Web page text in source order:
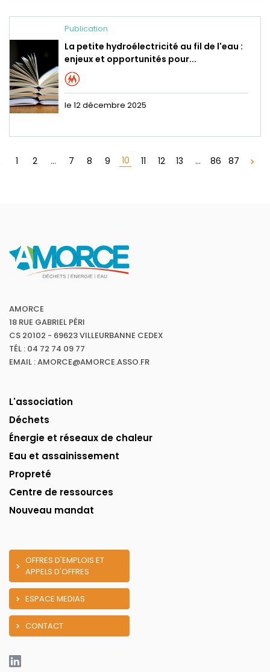
Publication
La petite hydroélectricité au fil de l'eau :
enjeux et opportunités pour...
le 12 décembre 2025
1 2 ... 7 8 9 10 11 12 13 ... 86 87
AMORCE
18 RUE GABRIEL PÉRI
CS 20102 - 69623 VILLEURBANNE CEDEX
TÉL : 04 72 74 09 77
EMAIL : AMORCE@AMORCE.ASSO.FR
L'association
Déchets
Énergie et réseaux de chaleur
Eau et assainissement
Propreté
Centre de ressources
Nouveau mandat
OFFRES D'EMPLOIS ET
APPELS D'OFFRES
ESPACE MEDIAS
CONTACT